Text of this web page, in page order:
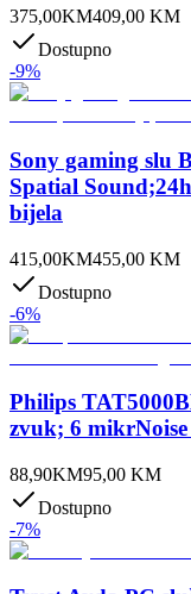
375,00KM409,00 KM
Dostupno
-9%
Sony gaming slu
Spatial
bijela
415,00KM455,00 KM
Dostupno
-6%
Philips
zvuk; 6
88,90KM95,00 KM
Dostupno
-7%